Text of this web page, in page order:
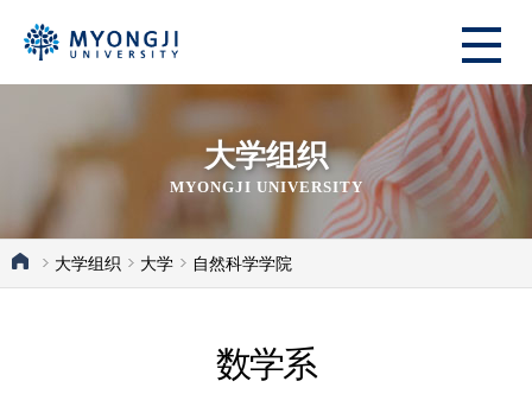
大学组织
MYONGJI UNIVERSITY
大学组织 大学 自然科学学院
数学系